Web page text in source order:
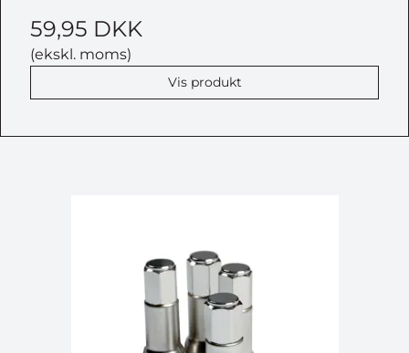
59,95 DKK
(ekskl. moms)
Vis produkt